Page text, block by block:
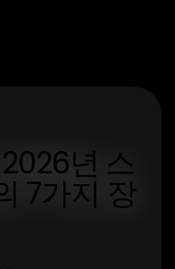
년 스
7가지 장